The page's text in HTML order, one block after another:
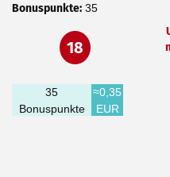
Bonuspunkte: 35
18
35
Bonuspunkte
≈0,35
EUR